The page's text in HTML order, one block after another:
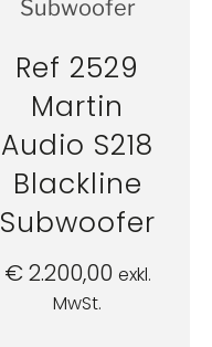
Ref 2529
Martin
Audio S218
Blackline
Subwoofer
€2.200,00 exkl.
MwSt.